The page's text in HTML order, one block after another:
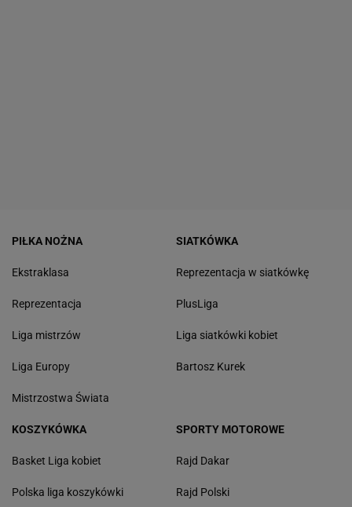
PIŁKA NOŻNA
Ekstraklasa
Reprezentacja
Liga mistrzów
Liga Europy
Mistrzostwa Świata
SIATKÓWKA
Reprezentacja w siatkówkę
PlusLiga
Liga siatkówki kobiet
Bartosz Kurek
KOSZYKÓWKA
Basket Liga kobiet
Polska liga koszykówki
SPORTY MOTOROWE
Rajd Dakar
Rajd Polski